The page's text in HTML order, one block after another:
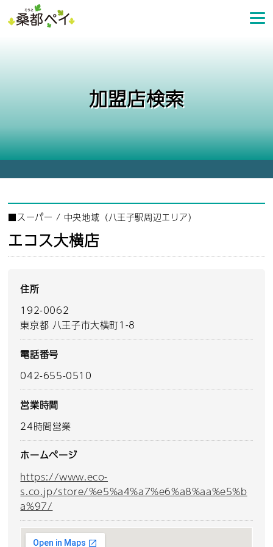
ン
プ
加盟店検索
■スーパー / 中央地域（八王子駅周辺エリア）
エコス大横店
住所
192-0062
東京都 八王子市大横町1-8
電話番号
042-655-0510
営業時間
24時間営業
ホームページ
https://www.eco-
s.co.jp/store/%e5%a4%a7%e6%a8%aa%e5%b
a%97/